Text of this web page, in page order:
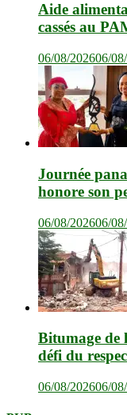
Aide
cassés au
06/08/202606/
Journée
honore son
06/08/202606/
Bitumage de
défi du
06/08/202606/